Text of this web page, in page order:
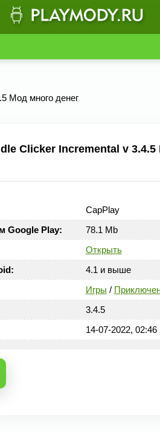
Мод много денег
Clicker Incremental v
CapPlay
Google Play:
78.1 Mb
Открыть
4.1 и выше
Игры /
3.4.5
14-07-2022, 02:46